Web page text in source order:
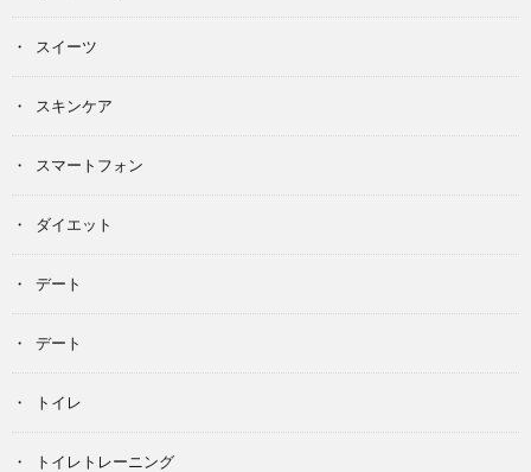
スイーツ
スキンケア
スマートフォン
ダイエット
デート
デート
トイレ
トイレトレーニング